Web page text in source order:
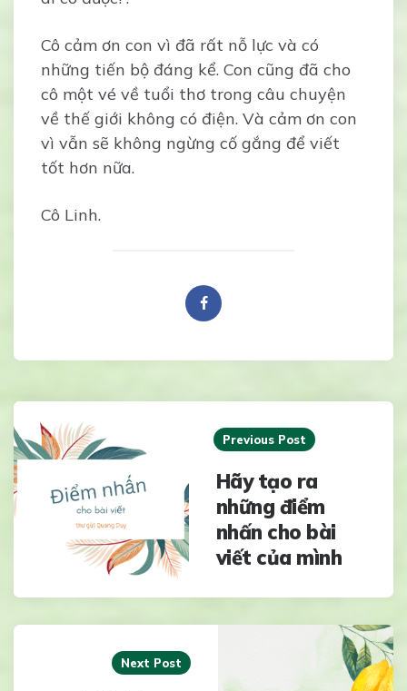
Cô cảm ơn con vì đã rất nỗ lực và có
những tiến bộ đáng kể. Con cũng đã cho
cô một vé về tuổi thơ trong câu chuyện
về thế giới không có điện. Và cảm ơn con
vì vẫn sẽ không ngừng cố gắng để viết
tốt hơn nữa.
Cô Linh.
Post
navigation
Previous Post
Hãy tạo ra
những điểm
nhấn cho bài
viết của mình
Next Post